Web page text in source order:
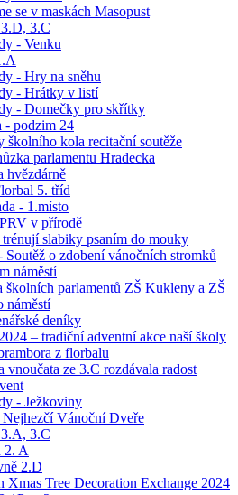
se v maskách Masopust
3.C
- Venku
- Hry na sněhu
- Hrátky v listí
- Domečky pro skřítky
- podzim 24
školního kola recitační soutěže
parlamentu Hradecka
hvězdárně
5. tříd
- 1.místo
v přírodě
slabiky psaním do mouky
Soutěž o zdobení vánočních stromků
náměstí
školních parlamentů ZŠ Kukleny a ZŠ
náměstí
deníky
– tradiční adventní akce naší školy
z florbalu
vnoučata ze 3.C rozdávala radost
- Ježkoviny
Nejhezčí Vánoční Dveře
3.C
2. A
2.D
Xmas Tree Decoration Exchange 2024